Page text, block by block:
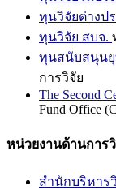
ทุนวิจัยต่างป
ทุนวิจัย สบจ.
ทุนสนับสนุนยุ
การวิจัย
The Second
Fund Office
หน่วยงานด้านการ
สำนักบริหาร